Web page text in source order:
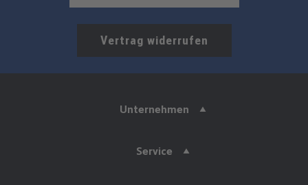
Vertrag widerrufen
Unternehmen
Service